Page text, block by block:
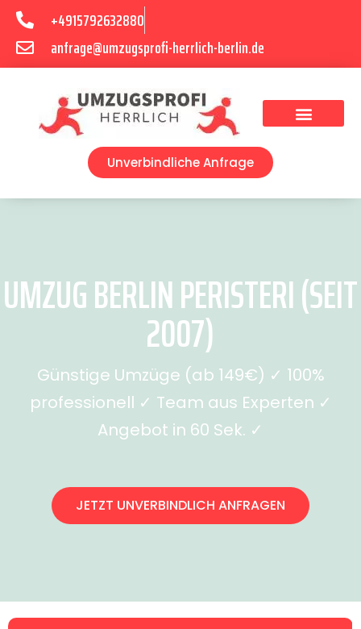
+4915792632880
anfrage@umzugsprofi-herrlich-berlin.de
Unverbindliche Anfrage
UMZUG BERLIN PERISTERI (SEIT
2007)
Günstige Umzüge (ab 149€) ✓ 100%
professionell ✓ Team aus Experten ✓
Angebot in 60 Sek. ✓
JETZT UNVERBINDLICH ANFRAGEN